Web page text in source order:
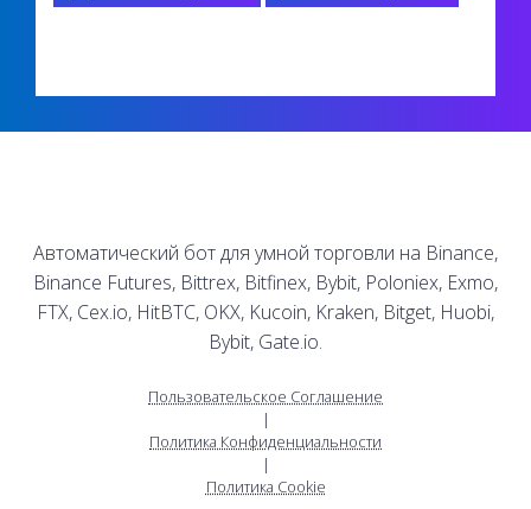
Автоматический бот для умной торговли на Binance,
Binance Futures, Bittrex, Bitfinex, Bybit, Poloniex, Exmo,
FTX, Cex.io, HitBTC, OKX, Kucoin, Kraken, Bitget, Huobi,
Bybit, Gate.io.
Пользовательское Соглашение
|
Политика Конфиденциальности
|
Политика Cookie